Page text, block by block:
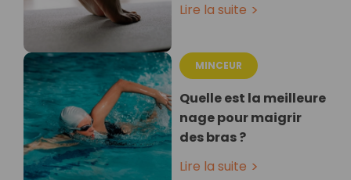
Lire la suite
MINCEUR
Quelle est la meilleure
nage pour maigrir
des bras ?
Lire la suite